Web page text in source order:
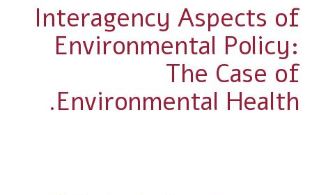
Interagency Aspects of
Environmental Policy:
The Case of
Environmental Health.